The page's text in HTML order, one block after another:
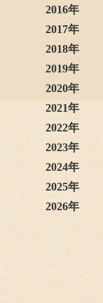
2016年
2017年
2018年
2019年
2020年
2021年
2022年
2023年
2024年
2025年
2026年